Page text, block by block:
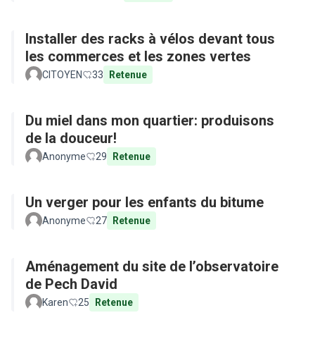
Installer des racks à vélos devant tous
les commerces et les zones vertes
CITOYEN 33 Retenue
Du miel dans mon quartier: produisons
de la douceur!
Anonyme 29 Retenue
Un verger pour les enfants du bitume
Anonyme 27 Retenue
Aménagement du site de l’observatoire
de Pech David
Karen 25 Retenue